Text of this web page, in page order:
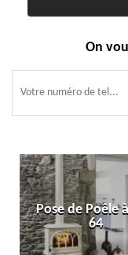
On
Pose de Poêle
64